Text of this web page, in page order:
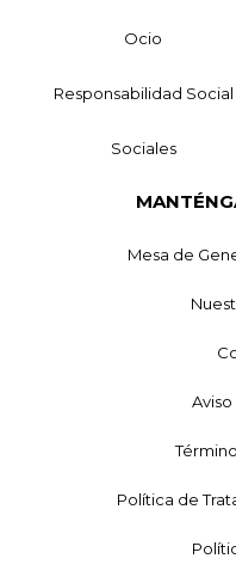
Ocio
Responsabilidad Social
Sociales
Mesa de
Política de